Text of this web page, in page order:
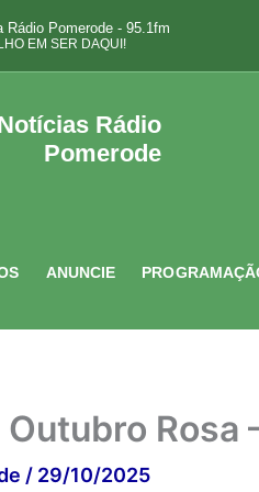
Rádio Pomerode - 95.1fm
EM SER DAQUI!
Rádio
Pomerode
ANUNCIE
Rosa
/ 29/10/2025